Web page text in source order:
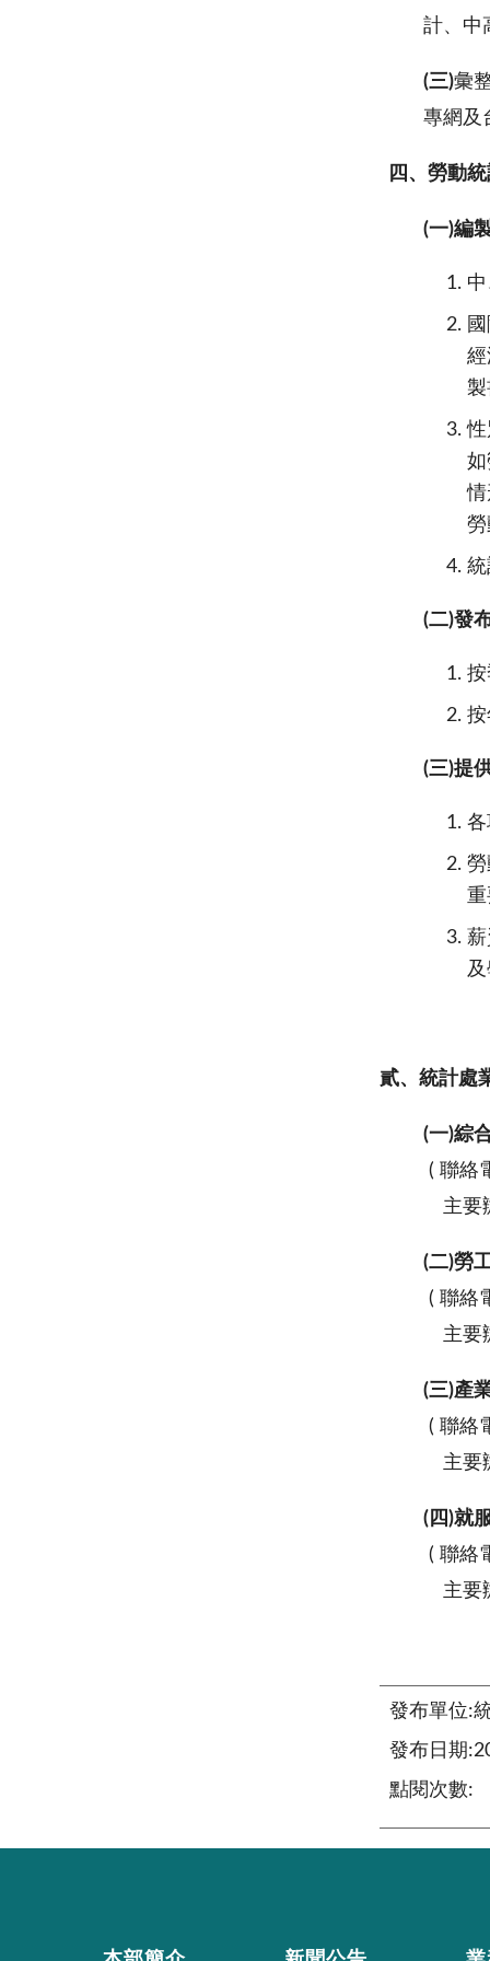
計、中
(三)彙
專網
四、勞動
(一)編
(二)發
(三)提
貳、統計處
(一)綜
( 聯絡
主要
(二)勞
( 聯絡
主要
(三)產
( 聯絡
主要
(四)就
( 聯絡
主要
發布單位:
發布日期
點閱次數: